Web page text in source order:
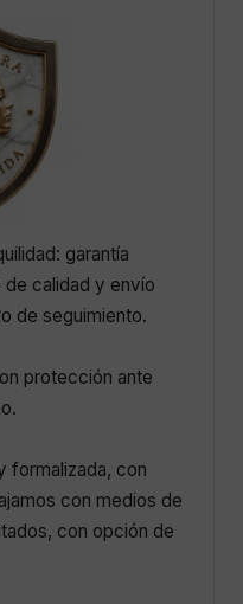
garantía
calidad y envío
de seguimiento.
protección ante
formalizada, con
con medios de
con opción de